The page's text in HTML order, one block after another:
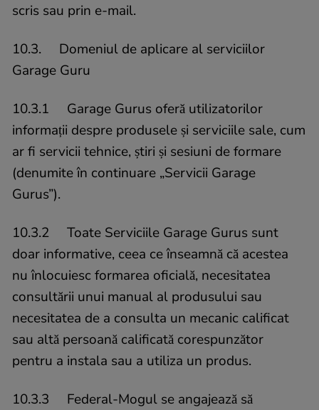
scris sau prin e-mail.
10.3. Domeniul de aplicare al serviciilor
Garage Guru
10.3.1 Garage Gurus oferă utilizatorilor
informații despre produsele și serviciile sale, cum
ar fi servicii tehnice, știri și sesiuni de formare
(denumite în continuare „Servicii Garage
Gurus”).
10.3.2 Toate Serviciile Garage Gurus sunt
doar informative, ceea ce înseamnă că acestea
nu înlocuiesc formarea oficială, necesitatea
consultării unui manual al produsului sau
necesitatea de a consulta un mecanic calificat
sau altă persoană calificată corespunzător
pentru a instala sau a utiliza un produs.
10.3.3 Federal-Mogul se angajează să